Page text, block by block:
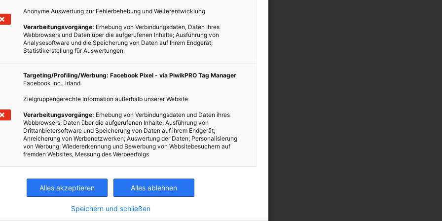
Einsatz von Bio-Baumwolle, pflanzliche Färbemittel und
geregelte Arbeits- und Ruhezeiten, bessere
Unternehmern und Herstellern
Pestizide und chemische Farbstoffe
ob wir wirklich 27 T-Shirts brauchen um glücklich zu sein,
und Kleidungsstücken wieder die Wertschätzung
Bio-Siegel und Fair Trade Zertifikate für Kleidung
und fühlen willst, wie sich Fair Fashion anfühlt, dann
– 25. September 2016 in Linz
Anonyme Auswertung zur Fehlerbehebung und Weiterentwicklung
Verarbeitungsvorgänge: Erhebung von Verbindungsdaten, Daten Ihres
Webbrowsers und Daten über die aufgerufenen Inhalte; Ausführung von
Analysesoftware und die Speicherung von Daten auf Ihrem Endgerät;
Statistikerstellung für Auswertungen.
Targeting/Profiling/Werbung: Facebook Pixel - via PiwikPRO Tag Manager
Facebook Inc., Irland
Zielgruppengerechte Information außerhalb unserer Website
Verarbeitungsvorgänge: Erhebung von Verbindungsdaten und Daten ihres
Webbrowsers; Daten über die aufgerufenen Inhalte; Ausführung von
Drittanbietersoftware und Speicherung von Daten auf ihrem Endgerät;
Anreicherung von Werbenetzwerken; Auswertung der Daten; Personalisierung
von Werbung; Wiedererkennung und Bewerbung von Websitebesuchern auf
fremden Websites, Messung des Werbeerfolgs
Alles akzeptieren Alles ablehnen
Speichern und schließen